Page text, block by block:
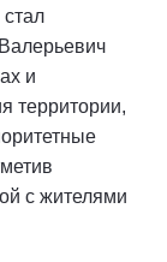
и
территории,
с жителями